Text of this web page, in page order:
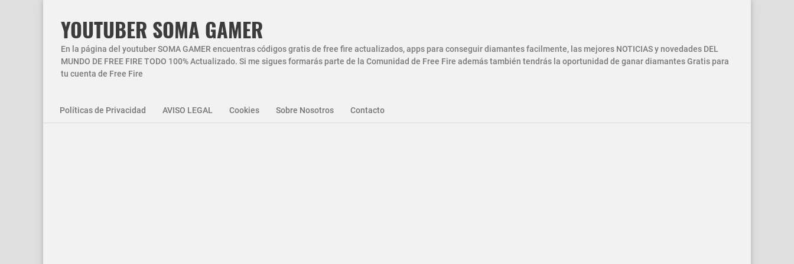
YOUTUBER SOMA GAMER
En la página del youtuber SOMA GAMER encuentras códigos gratis de free fire actualizados, apps para conseguir diamantes facilmente, las mejores NOTICIAS y novedades DEL
MUNDO DE FREE FIRE TODO 100% Actualizado. Si me sigues formarás parte de la Comunidad de Free Fire además también tendrás la oportunidad de ganar diamantes Gratis para
tu cuenta de Free Fire
Políticas de Privacidad AVISO LEGAL Cookies Sobre Nosotros Contacto